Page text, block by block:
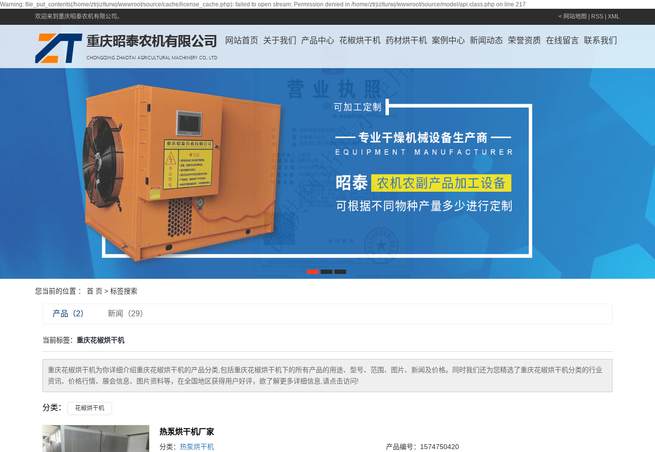
Warning: file_put_contents(/home/ztrjizlturwj/wwwroot/source/cache/license_cache.php): failed to open stream: Permission denied in /home/ztrjizlturwj/wwwroot/source/model/api.class.php on line 217
欢迎来到重庆昭泰农机有限公司。
< 网站地图 RSS XML
3
网站首页 关于我们 产品中心 花椒烘干机 药材烘干机 案例中心 新闻动态 荣誉资质 在线留言 联系我们
您当前的位置 ： 首 页 > 标签搜索
产品（2） 新闻（29）
当前标签： 重庆花椒烘干机
重庆花椒烘干机为你详细介绍重庆花椒烘干机的产品分类,包括重庆花椒烘干机下的所有产品的用途、型号、范围、图片、新闻及价格。同时我们还为您精选了重庆花椒烘干机分类的行业
资讯、价格行情、展会信息、图片资料等，在全国地区获得用户好评，欲了解更多详细信息,请点击访问!
分类： 花椒烘干机
热泵烘干机厂家
分类： 热泵烘干机
产品编号：1574750420